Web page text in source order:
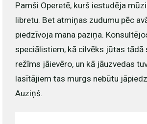
Pamši Operetē, kurš iestudēja
libretu. Bet atmiņas zudumu pēc
piedzīvoja mana paziņa.
speciālistiem, kā cilvēks jūtas tādā
režīms jāievēro, un kā jāuzvedas
lasītājiem tas murgs nebūtu
Auziņš.